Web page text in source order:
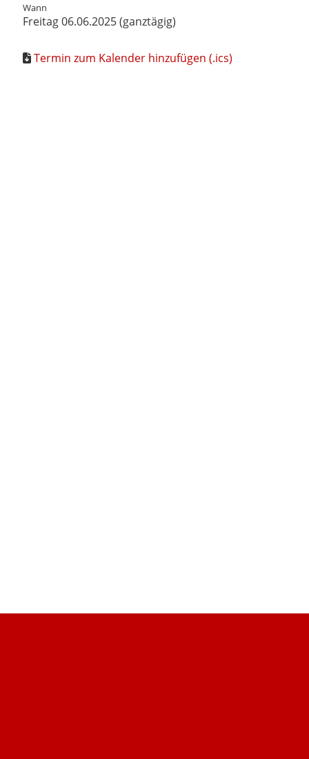
Wann
Freitag 06.06.2025 (ganztägig)
Termin zum Kalender hinzufügen (.ics)